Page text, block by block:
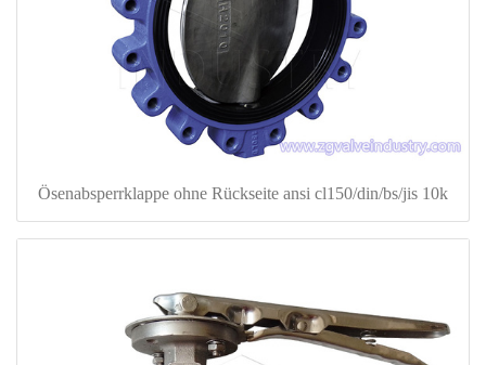
Ösenabsperrklappe ohne Rückseite ansi cl150/din/bs/jis 10k